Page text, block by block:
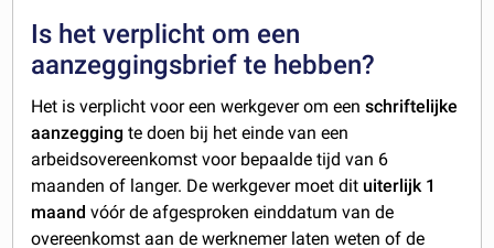
Is het verplicht om een
aanzeggingsbrief te hebben?
Het is verplicht voor een werkgever om eenschriftelijke
aanzeggingte doen bij het einde van een
arbeidsovereenkomst voor bepaalde tijd van 6
maanden of langer. De werkgever moet dit uiterlijk 1
maandvóór de afgesproken einddatum van de
overeenkomst aan de werknemer laten weten of de